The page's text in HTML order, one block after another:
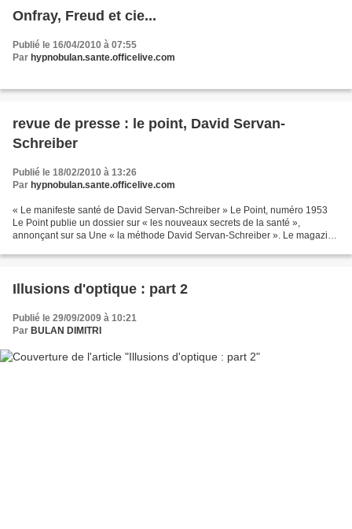
Onfray, Freud et cie...
Publié le 16/04/2010 à 07:55
Par hypnobulan.sante.officelive.com
revue de presse : le point, David Servan-
Schreiber
Publié le 18/02/2010 à 13:26
Par hypnobulan.sante.officelive.com
« Le manifeste santé de David Servan-Schreiber » Le Point, numéro 1953
Le Point publie un dossier sur « les nouveaux secrets de la santé »,
annonçant sur sa Une « la méthode David Servan-Schreiber ». Le magazine
Illusions d'optique : part 2
Publié le 29/09/2009 à 10:21
Par BULAN DIMITRI